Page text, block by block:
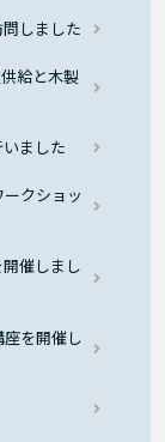
しました
給と木製
ました
クショッ
催しまし
を開催し